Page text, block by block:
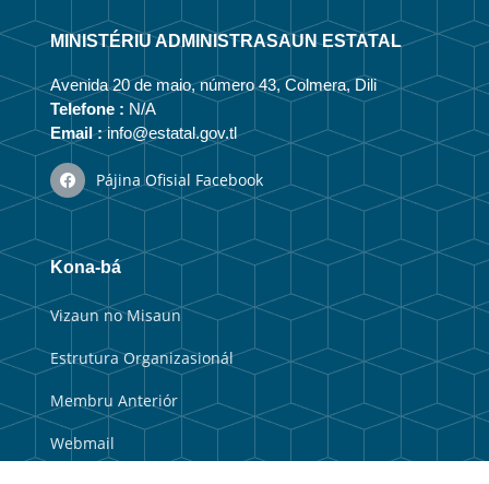
MINISTÉRIU ADMINISTRASAUN ESTATAL
Avenida 20 de maio, número 43, Colmera, Dili
Telefone : N/A
Email :info@estatal.gov.tl
Pájina Ofisial Facebook
Kona-bá
Vizaun no Misaun
Estrutura Organizasionál
Membru Anteriór
Webmail